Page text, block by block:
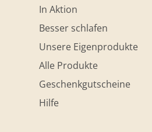
In Aktion
Besser schlafen
Unsere Eigenprodukte
Alle Produkte
Geschenkgutscheine
Hilfe